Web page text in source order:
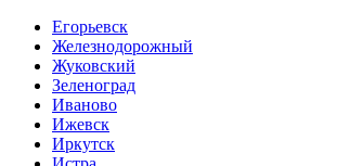
Егорьевск
Железнодорожный
Жуковский
Зеленоград
Иваново
Ижевск
Иркутск